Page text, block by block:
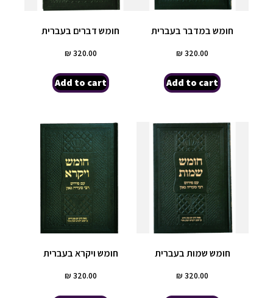
חומש דברים בעברית
₪ 320.00
Add to cart
חומש במדבר בעברית
₪ 320.00
Add to cart
חומש ויקרא בעברית
₪ 320.00
חומש שמות בעברית
₪ 320.00